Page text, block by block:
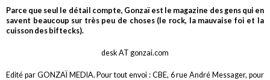
Parce que seul le détail compte, Gonzaï est le magazine des gens qui en
savent beaucoup sur très peu de choses (le rock, la mauvaise foi et la
cuisson des biftecks).
desk AT gonzai.com
Edité par GONZAÏ MEDIA. Pour tout envoi : CBE, 6 rue André Messager, pour